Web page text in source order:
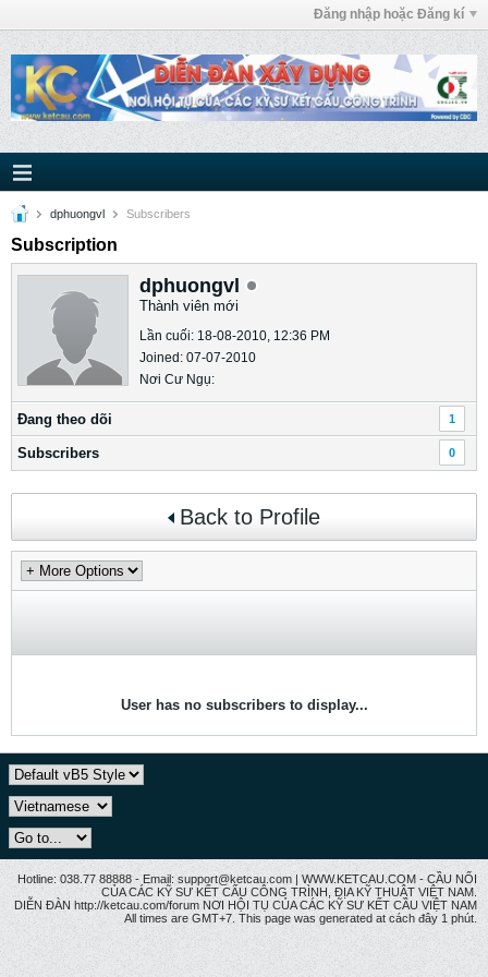
Đăng nhập hoặc Đăng kí
dphuongvl Subscribers
Subscription
dphuongvl
Thành viên mới
Lần cuối: 18-08-2010, 12:36 PM
Joined: 07-07-2010
Nơi Cư Ngụ:
Ðang theo dõi 1
Subscribers 0
Back to Profile
User has no subscribers to display...
Hotline: 038.77 88888 - Email: support@ketcau.com | WWW.KETCAU.COM - CẦU NỐI
CỦA CÁC KỸ SƯ KẾT CẤU CÔNG TRÌNH, ĐỊA KỸ THUẬT VIỆT NAM.
DIỄN ĐÀN http://ketcau.com/forum NƠI HỘI TỤ CỦA CÁC KỸ SƯ KẾT CÂU VIỆT NAM
All times are GMT+7. This page was generated at cách đây 1 phút.